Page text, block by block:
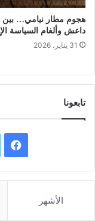
هجوم مطار نيامي… بين
داعش وألغام السياسة
31 يناير، 2026
تابعونا
ي
الأشهر